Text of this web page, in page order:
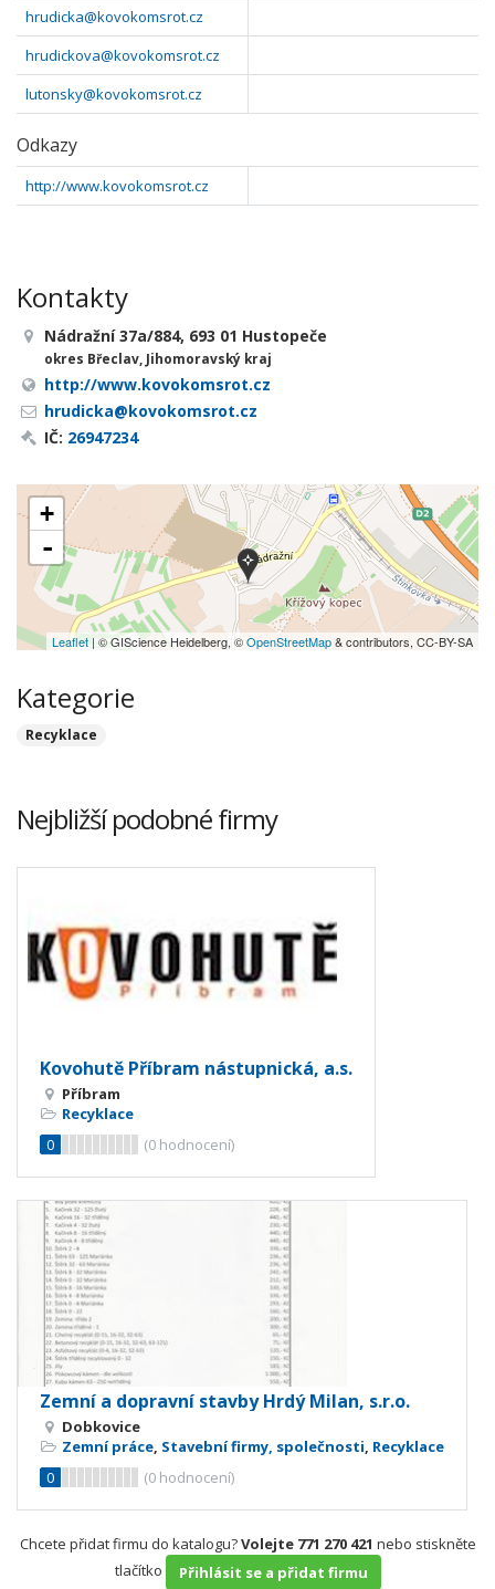
hrudicka@kovokomsrot.cz
hrudickova@kovokomsrot.cz
lutonsky@kovokomsrot.cz
Odkazy
http://www.kovokomsrot.cz
Kontakty
Nádražní 37a/884, 693 01 Hustopeče
okres Břeclav, Jihomoravský kraj
http://www.kovokomsrot.cz
hrudicka@kovokomsrot.cz
IČ: 26947234
+
-
Leaflet | © GIScience Heidelberg, ©OpenStreetMap& contributors, CC-BY-SA
Kategorie
Recyklace
Nejbližší podobné firmy
Kovohutě Příbram nástupnická, a.s.
Příbram
Recyklace
0
(0 hodnocení)
Zemní a dopravní stavby Hrdý Milan, s.r.o.
Dobkovice
Zemní práce, Stavební firmy, společnosti, Recyklace
0
(0 hodnocení)
Chcete přidat firmu do katalogu?Volejte 771 270 421 nebo stiskněte
tlačítko
Přihlásit se a přidat firmu